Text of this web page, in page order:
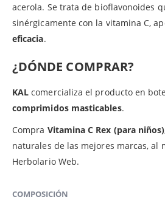
acerola. Se trata de bioflavonoides
sinérgicamente con la vitamina C,
eficacia.
¿DÓNDE COMPRAR?
KAL comercializa el producto en
comprimidos masticables.
Compra Vitamina C Rex (para niños)
naturales de las mejores marcas, al
Herbolario Web.
COMPOSICIÓN